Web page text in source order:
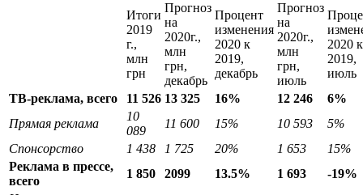
Итоги
2019
г.,
млн
грн
Прогноз
на
2020г.,
млн
грн,
декабрь
Процент
изменения
2020 к
2019,
декабрь
Прогноз
на
2020г.,
млн
грн,
июль
2020 к
2019,
июль
ТВ-реклама, всего
11 526 13 325 16% 12 246
6%
Прямая реклама
10
089
11 600 15% 10 593
5%
Спонсорство
1 438 1 725 20% 1 653
15%
Реклама в прессе,
всего
1 850 2099 13.5% 1 693
-19%